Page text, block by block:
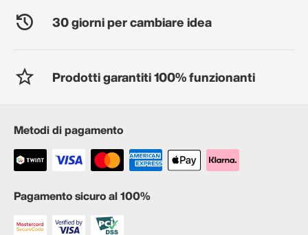
30 giorni per cambiare idea
Prodotti garantiti 100% funzionanti
Metodi di pagamento
Pagamento sicuro al 100%